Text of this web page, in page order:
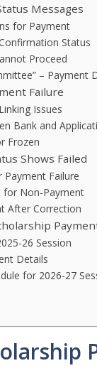
Messages
for Payment
Status
Proceed
– Payment
Failure
Issues
Bank and
Frozen
Shows Failed
Failure
for Non-Payment
After Correction
26 Session
Details
for 2026-27